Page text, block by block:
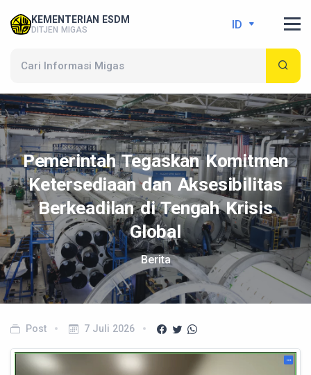
KEMENTERIAN ESDM
DITJEN MIGAS ID
Pemerintah Tegaskan Komitmen
Ketersediaan dan Aksesibilitas
Berkeadilan di Tengah Krisis
Global
Berita
Post 7 Juli 2026